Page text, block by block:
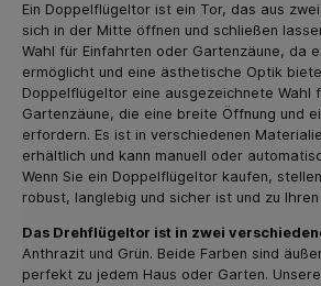
Ein Doppelflügeltor ist ein Tor, das aus
sich in der Mitte öffnen und schließen
Wahl für Einfahrten oder Gartenzäune, da
ermöglicht und eine ästhetische Optik
Doppelflügeltor eine ausgezeichnete Wahl
Gartenzäune, die eine breite Öffnung und
erfordern. Es ist in verschiedenen
erhältlich und kann manuell oder
Wenn Sie ein Doppelflügeltor kaufen,
robust, langlebig und sicher ist und zu
Das Drehflügeltor ist in zwei
Anthrazit und Grün. Beide Farben sind
perfekt zu jedem Haus oder Garten.